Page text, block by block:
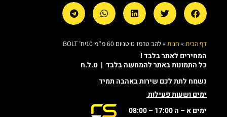
דף הבית » חנות »להב טרפז טיטניום 60 מ”מ 10יח’ BOLT
המחירים לאתר בלבד !
כל התמונות באתר להמחשה בלבד | ט.ל.ח
נשמח לתת לכם שירות באהבה תמיד
ימים ושעות פעילות
ימים א – ה 17:00 – 08:00